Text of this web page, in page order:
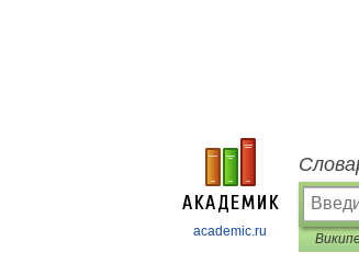
academic.ru